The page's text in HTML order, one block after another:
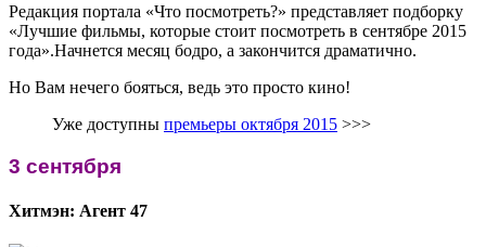
Редакция портала «Что посмотреть?» представляет подборку
«Лучшие фильмы, которые стоит посмотреть в сентябре 2015
года».Начнется месяц бодро, а закончится драматично.
Но Вам нечего бояться, ведь это просто кино!
Уже доступны премьеры октября 2015 >>>
3 сентября
Хитмэн: Агент 47